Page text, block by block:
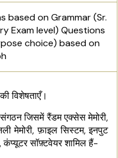
based on Grammar (Sr.
Exam level) Questions
choice) based on
विशेषताएँ।
जिसमें रैंडम एक्सेस मेमोरी,
मेमोरी, फ़ाइल सिस्टम, इनपुट
कंप्यूटर सॉफ़्टवेयर शामिल हैं-